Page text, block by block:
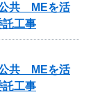
公共 MEを活
託工事
公共 MEを活
託工事